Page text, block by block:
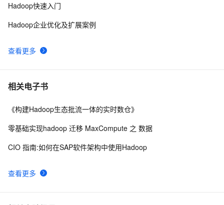
查看更多
Hadoop快速入门
Hadoop企业优化及扩展案例
相关电子书
查看更多
《构建Hadoop生态批流一体的实时数仓》
零基础实现hadoop 迁移 MaxCompute 之 数据
CIO 指南:如何在SAP软件架构中使用Hadoop